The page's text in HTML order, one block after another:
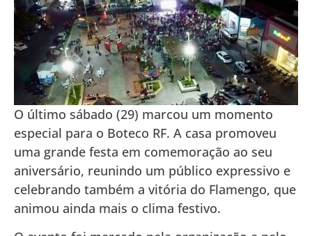
O último sábado (29) marcou um momento
especial para o Boteco RF. A casa promoveu
uma grande festa em comemoração ao seu
aniversário, reunindo um público expressivo e
celebrando também a vitória do Flamengo, que
animou ainda mais o clima festivo.